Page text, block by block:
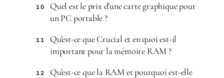
10
Quel est le prix d’une carte graphique pour
un PC portable ?
11
Qu’est-ce que Crucial et en quoi est-il
important pour la mémoire RAM ?
12
Qu’est-ce que la RAM et pourquoi est-elle